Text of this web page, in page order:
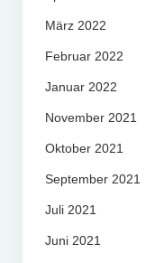
März 2022
Februar 2022
Januar 2022
November 2021
Oktober 2021
September 2021
Juli 2021
Juni 2021